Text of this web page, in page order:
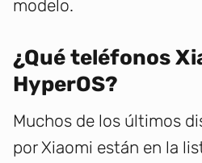
modelo.
¿Qué teléfonos
HyperOS?
Muchos de los últimos
por Xiaomi están en la